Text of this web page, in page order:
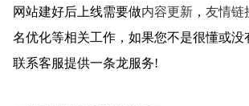
网站建好后上线需要做内容更新 ， 友情链
名优化等相关工作，如果您不是很懂或没
联系客服提供一条龙服务!